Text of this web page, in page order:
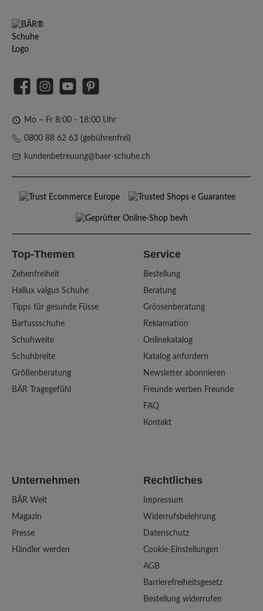
FacebookInstagramYouTubePinterest
Mo – Fr 8:00 - 18:00 Uhr
0800 88 62 63 (gebührenfrei)
kundenbetreuung@baer-schuhe.ch
Top-Themen
Zehenfreiheit
Hallux valgus Schuhe
Tipps für gesunde Füsse
Barfussschuhe
Schuhweite
Schuhbreite
Größenberatung
BÄR Tragegefühl
Service
Bestellung
Beratung
Grössenberatung
Reklamation
Onlinekatalog
Katalog anfordern
Newsletter abonnieren
Freunde werben Freunde
FAQ
Kontakt
Unternehmen
BÄR Welt
Magazin
Presse
Händler werden
Rechtliches
Impressum
Widerrufsbelehrung
Datenschutz
Cookie-Einstellungen
AGB
Barrierefreiheitsgesetz
Bestellung widerrufen